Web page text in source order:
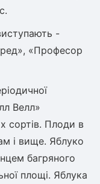
-
«Професор
Велл»
сортів. Плоди в
і вище. Яблуко
багряного
площі. Яблука